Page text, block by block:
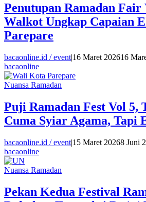
Penutupan Ramadan Fair
Walkot Ungkap Capaian
Parepare
bacaonline.id / event|16 Maret 202616
bacaonline
Nuansa Ramadan
Puji Ramadan Fest Vol 5,
Cuma Syiar Agama, Tapi
bacaonline.id / event|15 Maret 20268 Juni
bacaonline
Nuansa Ramadan
Pekan Kedua Festival